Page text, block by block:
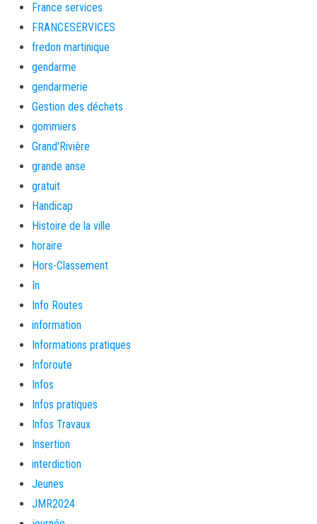
France services
FRANCESERVICES
fredon martinique
gendarme
gendarmerie
Gestion des déchets
gommiers
Grand'Rivière
grande anse
gratuit
Handicap
Histoire de la ville
horaire
Hors-Classement
In
Info Routes
information
Informations pratiques
Inforoute
Infos
Infos pratiques
Infos Travaux
Insertion
interdiction
Jeunes
JMR2024